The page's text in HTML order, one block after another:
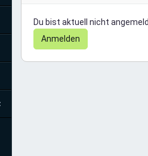
Du bist aktuell nicht
Anmelden